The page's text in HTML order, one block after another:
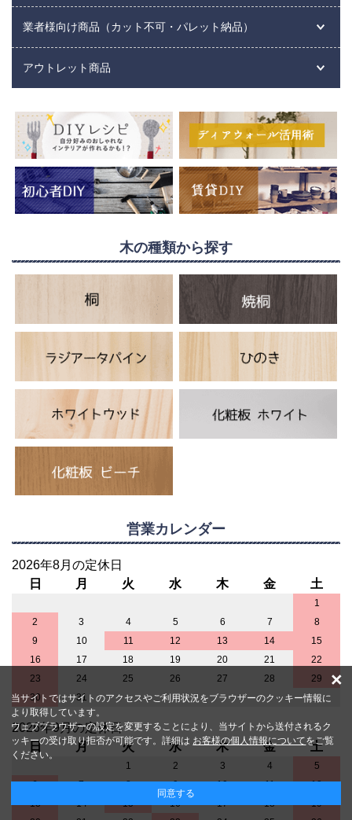
業者様向け商品（カット不可・パレット納品）
アウトレット商品
木の種類から探す
営業カレンダー
2026年8月の定休日
日
月 火 水 木 金 土
1
2
3 4 5 6 7
8
9
10 11 12 13 14
15
16
17 18 19 20 21
22
23
24 25 26 27 28
29
30
31
2026年9月の定休日
日
月 火 水 木 金 土
1 2 3 4
5
6
7 8 9 10 11
12
13
14 15 16 17 18
19
当サイトではサイトのアクセスやご利用状況をブラウザーのクッキー情報に
より取得しています。
ウェブブラウザーの設定を変更することにより、当サイトから送付されるク
ッキーの受け取り拒否が可能です。詳細は お客様の個人情報についてをご覧
ください。
同意する
×